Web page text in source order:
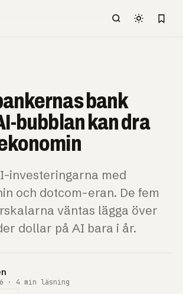
bank
bubblan kan dra
investeringarna med
och dotcom-eran. De fem
väntas lägga över
dollar på AI bara i år.
· 4 min läsning